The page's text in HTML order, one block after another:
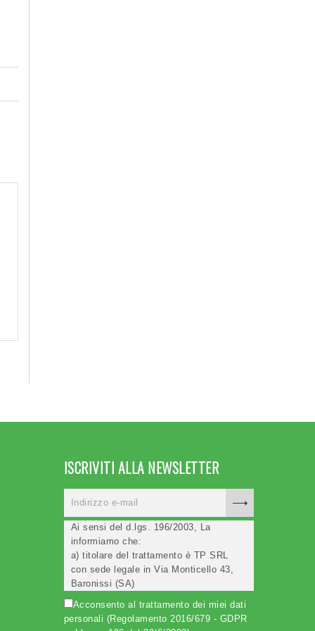
ISCRIVITI ALLA NEWSLETTER
Ai sensi del d.lgs. 196/2003, La
informiamo che:
a) titolare del trattamento è TP SRL
con sede legale in Via Monticello 43,
Baronissi (SA)
b) i Suoi dati saranno trattati (anche
elettronicamente) soltanto dagli
incaricati autorizzati, esclusivamente
Acconsento al trattamento dei miei dati
personali (Regolamento 2016/679 - GDPR